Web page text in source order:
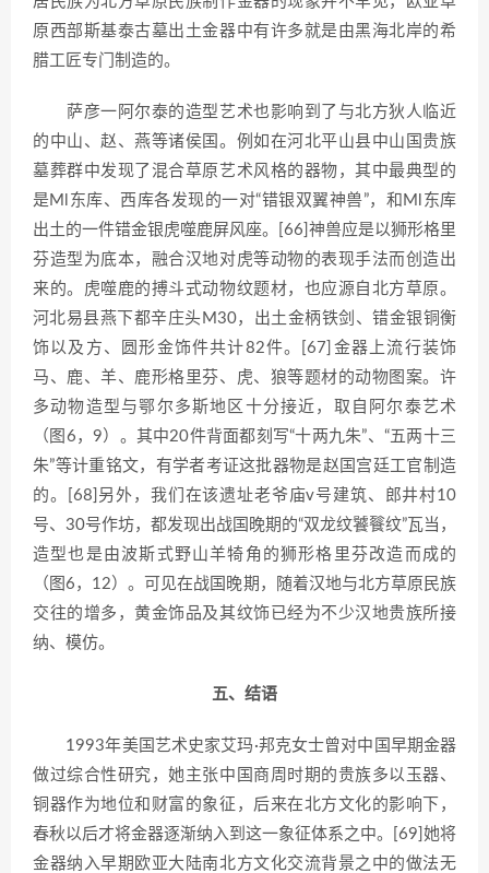
原西部斯基泰古墓出土金器中有许多就是由黑海北岸的希
腊工匠专门制造的。
萨彦一阿尔泰的造型艺术也影响到了与北方狄人临近
的中山、赵、燕等诸侯国。例如在河北平山县中山国贵族
墓葬群中发现了混合草原艺术风格的器物，其中最典型的
是Ml东库、西库各发现的一对“错银双翼神兽”，和Ml东库
出土的一件错金银虎噬鹿屏风座。[66]神兽应是以狮形格里
芬造型为底本，融合汉地对虎等动物的表现手法而创造出
来的。虎噬鹿的搏斗式动物纹题材，也应源自北方草原。
河北易县燕下都辛庄头M30，出土金柄铁剑、错金银铜衡
饰以及方、圆形金饰件共计82件。[67]金器上流行装饰
马、鹿、羊、鹿形格里芬、虎、狼等题材的动物图案。许
多动物造型与鄂尔多斯地区十分接近，取自阿尔泰艺术
（图6，9）。其中20件背面都刻写“十两九朱”、“五两十三
朱”等计重铭文，有学者考证这批器物是赵国宫廷工官制造
的。[68]另外，我们在该遗址老爷庙v号建筑、郎井村10
号、30号作坊，都发现出战国晚期的“双龙纹饕餮纹”瓦当，
造型也是由波斯式野山羊犄角的狮形格里芬改造而成的
（图6，12）。可见在战国晚期，随着汉地与北方草原民族
交往的增多，黄金饰品及其纹饰已经为不少汉地贵族所接
纳、模仿。
五、结语
1993年美国艺术史家艾玛·邦克女士曾对中国早期金器
做过综合性研究，她主张中国商周时期的贵族多以玉器、
铜器作为地位和财富的象征，后来在北方文化的影响下，
春秋以后才将金器逐渐纳入到这一象征体系之中。[69]她将
金器纳入早期欧亚大陆南北方文化交流背景之中的做法无